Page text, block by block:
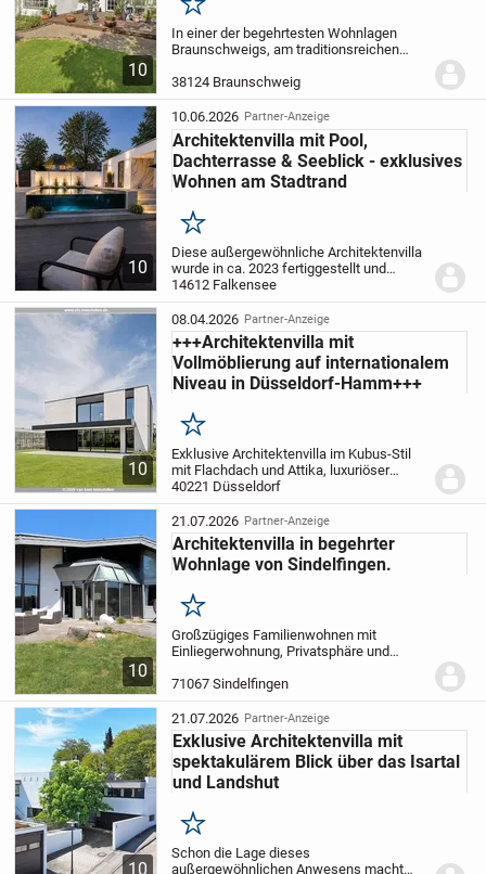
10
Merken
In einer der begehrtesten Wohnlagen
Braunschweigs, am traditionsreichen
außergewöhnliche Architektenvilla aus
dem Hause Krämer als ein Zuhause von
besonderer...
38124 Braunschweig
10
10.06.2026 Partner-Anzeige
Architektenvilla mit Pool,
Dachterrasse & Seeblick - exklusives
Wohnen am Stadtrand
Merken
Diese außergewöhnliche Architektenvilla
wurde in ca. 2023 fertiggestellt und
vereint moderne Bauhaus-Ästhetik mit
höchstem Wohnkomfort und einem
klaren Fokus auf Design, Qualität und
Privatsphäre. Auf...
14612 Falkensee
10
08.04.2026 Partner-Anzeige
+++Architektenvilla mit
Vollmöblierung auf internationalem
Niveau in Düsseldorf-Hamm+++
Merken
Exklusive Architektenvilla im Kubus-Stil
mit Flachdach und Attika, luxuriöser
Ausstattung und modernem
Wohnkonzept. Diese außergewöhnliche
Architektenvilla aus dem Jahr 2024
vereint modernes Design,...
40221 Düsseldorf
10
21.07.2026 Partner-Anzeige
Architektenvilla in begehrter
Wohnlage von Sindelfingen.
Merken
Großzügiges Familienwohnen mit
Einliegerwohnung, Privatsphäre und
außergewöhnliche Architektenvilla vereint
großzügiges Familienwohnen,
hochwertige Bauqualität und...
71067 Sindelfingen
10
21.07.2026 Partner-Anzeige
Exklusive Architektenvilla mit
spektakulärem Blick über das Isartal
und Landshut
Merken
Schon die Lage dieses
außergewöhnlichen Anwesens macht